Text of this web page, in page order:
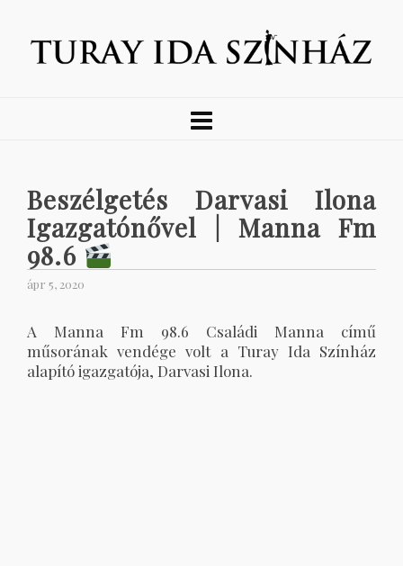
Beszélgetés Darvasi Ilona
Igazgatónővel | Manna Fm
98.6
ápr 5, 2020
A Manna Fm 98.6 Családi Manna című
műsorának vendége volt a Turay Ida Színház
alapító igazgatója, Darvasi Ilona.